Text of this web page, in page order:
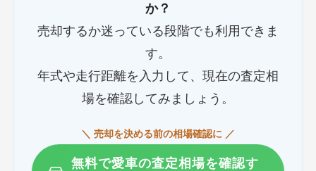
か？
売却するか迷っている段階でも利用できま
す。
年式や走行距離を入力して、現在の査定相
場を確認してみましょう。
＼ 売却を決める前の相場確認に ／
無料で愛車の査定相場を確認す